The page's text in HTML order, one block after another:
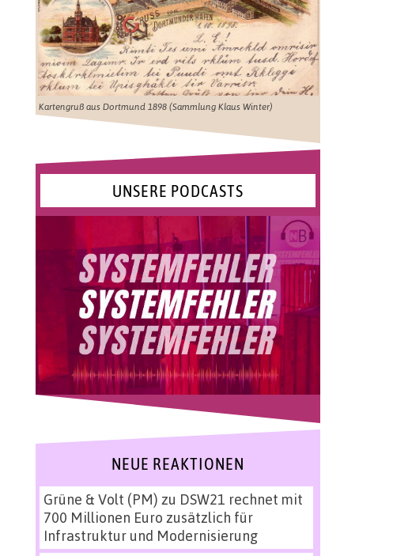
Kartengruß aus Dortmund 1898 (Sammlung Klaus Winter)
UNSERE PODCASTS
NEUE REAKTIONEN
Grüne & Volt (PM) zu DSW21 rechnet mit
700 Millionen Euro zusätzlich für
Infrastruktur und Modernisierung